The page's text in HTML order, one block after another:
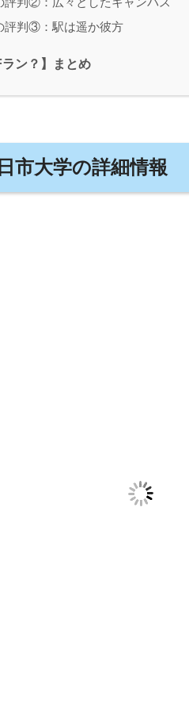
評判③：駅は遥か彼方
ン？】まとめ
市大学の詳細情報